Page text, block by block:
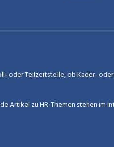
oder Teilzeitstelle, ob Kader-
Artikel zu HR-Themen stehen im